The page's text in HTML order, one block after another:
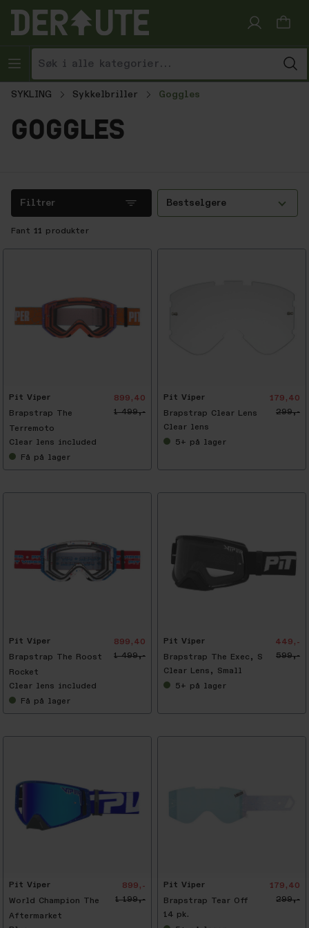
Hopp til innhold
SYKLING Sykkelbriller Goggles
goggles
Filtrer Bestselgere
Fant 11 produkter
Pit Viper
Brapstrap The
Terremoto
899,40
1 499,-
Clear lens included
Få på lager
Pit Viper
Brapstrap Clear Lens
179,40
299,-
Clear lens
5+ på lager
Pit Viper
Brapstrap The Roost
Rocket
899,40
1 499,-
Clear lens included
Få på lager
Pit Viper
Brapstrap The Exec, S
449,-
599,-
Clear Lens, Small
5+ på lager
Pit Viper
World Champion The
Aftermarket
899,-
1 199,-
Pit Viper
Brapstrap Tear Off
179,40
299,-
14 pk.